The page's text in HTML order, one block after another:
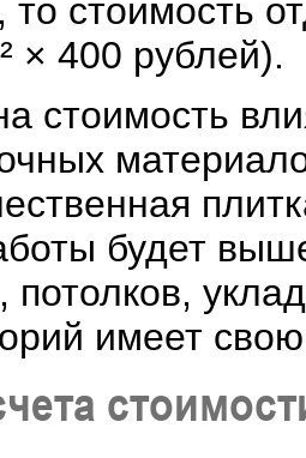
то стоимость
× 400 рублей).
стоимость
будет
потолков,
имеет